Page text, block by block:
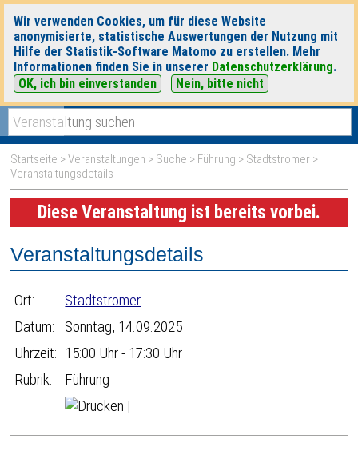
Wir verwenden Cookies, um für diese Website
anonymisierte, statistische Auswertungen der Nutzung mit
Hilfe der Statistik-Software Matomo zu erstellen. Mehr
Informationen finden Sie in unserer Datenschutzerklärung.
OK, ich bin einverstanden
Nein, bitte nicht
heute|morgen|
Startseite >Veranstaltungen > Suche > Führung > Stadtstromer >
Veranstaltungsdetails
Diese Veranstaltung ist bereits vorbei.
Veranstaltungsdetails
Ort:
Stadtstromer
Datum:
Sonntag, 14.09.2025
Uhrzeit: 15:00 Uhr - 17:30 Uhr
Rubrik:
Führung
|